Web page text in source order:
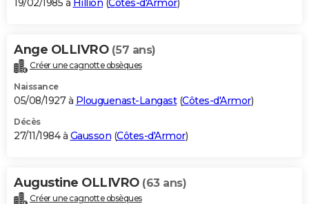
19/02/1985 à Hillion (Côtes-d'Armor)
Ange OLLIVRO (57 ans)
Créer une cagnotte obsèques
Naissance
05/08/1927 à Plouguenast-Langast(Côtes-d'Armor)
Décès
27/11/1984 à Gausson (Côtes-d'Armor)
Augustine OLLIVRO (63 ans)
Créer une cagnotte obsèques